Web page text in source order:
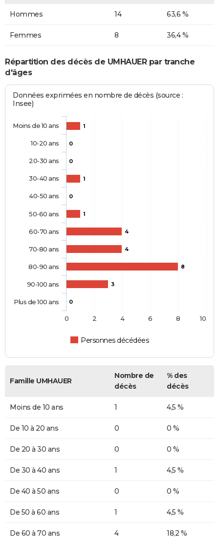
Hommes 14 63,6 %
Femmes 8 36,4 %
Répartition des décès de UMHAUER par tranche
d'âges
Données exprimées en nombre de décès (source :
Insee)
1
0
0
1
0
1
4
4
8
3
0
Personnes décédées
Moins de 10 ans
10-20 ans
20-30 ans
30-40 ans
40-50 ans
50-60 ans
60-70 ans
70-80 ans
80-90 ans
90-100 ans
Plus de 100 ans
0 2 4 6 8 10
Famille UMHAUER
Nombre de
décès
% des
décès
Moins de 10 ans 1 4,5 %
De 10 à 20 ans 0 0 %
De 20 à 30 ans 0 0 %
De 30 à 40 ans 1 4,5 %
De 40 à 50 ans 0 0 %
De 50 à 60 ans 1 4,5 %
De 60 à 70 ans 4 18,2 %